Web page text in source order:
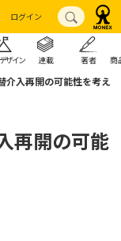
ログイン
ザイン 連載 著者 商
介入再開の可能性を考え
再開の可能